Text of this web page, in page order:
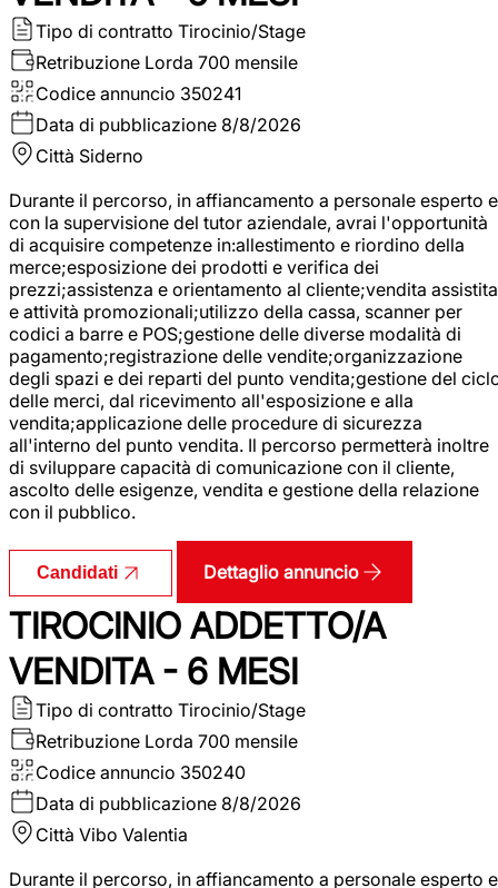
Tipo di contratto Tirocinio/Stage
Retribuzione Lorda 700 mensile
Codice annuncio 350241
Data di pubblicazione 8/8/2026
Città Siderno
Durante il percorso, in affiancamento a personale esperto e
con la supervisione del tutor aziendale, avrai l'opportunità
di acquisire competenze in:allestimento e riordino della
merce;esposizione dei prodotti e verifica dei
prezzi;assistenza e orientamento al cliente;vendita assistita
e attività promozionali;utilizzo della cassa, scanner per
codici a barre e POS;gestione delle diverse modalità di
pagamento;registrazione delle vendite;organizzazione
degli spazi e dei reparti del punto vendita;gestione del
delle merci, dal ricevimento all'esposizione e alla
vendita;applicazione delle procedure di sicurezza
all'interno del punto vendita. Il percorso permetterà inoltre
di sviluppare capacità di comunicazione con il cliente,
ascolto delle esigenze, vendita e gestione della relazione
con il pubblico.
Candidati Dettaglio annuncio
TIROCINIO ADDETTO/A
VENDITA - 6 MESI
Tipo di contratto Tirocinio/Stage
Retribuzione Lorda 700 mensile
Codice annuncio 350240
Data di pubblicazione 8/8/2026
Città Vibo Valentia
Durante il percorso, in affiancamento a personale esperto e